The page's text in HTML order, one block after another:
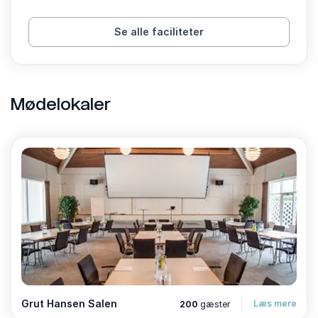
Når mødet er slut – fortsæt oplevelsen Hos
KolleKolle tilbyder vi meget mere end mødelokaler.
Skal dagen rundes af med hygge og netværk, byder
KolleKolle er ikke bare et konferencecenter – det er
et sted, hvor arbejde og velvære går hånd i hånd.
Se alle faciliteter
Mødelokaler
Grut Hansen Salen 200 gæster Læs mere